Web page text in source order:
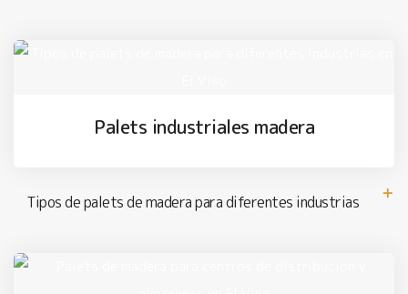
Palets industriales madera
Tipos de palets de madera para diferentes industrias